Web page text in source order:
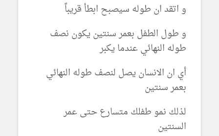
و اتقد ان طوله سيصبح ابطأ قريباً
و طول الطفل بعمر سنتين يكون نصف
طوله النهائي عندما يكبر
أي ان الانسان يصل لنصف طوله النهائي
بعمر سنتين
لذلك نمو طفلك متسارع حتى عمر
السنتين